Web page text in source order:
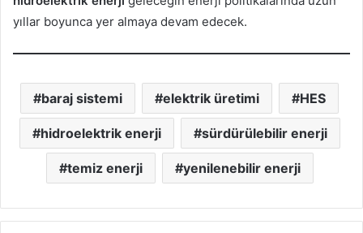
yıllar boyunca yer almaya devam edecek.
baraj sistemi elektrik üretimi HES
hidroelektrik enerji sürdürülebilir enerji
temiz enerji yenilenebilir enerji